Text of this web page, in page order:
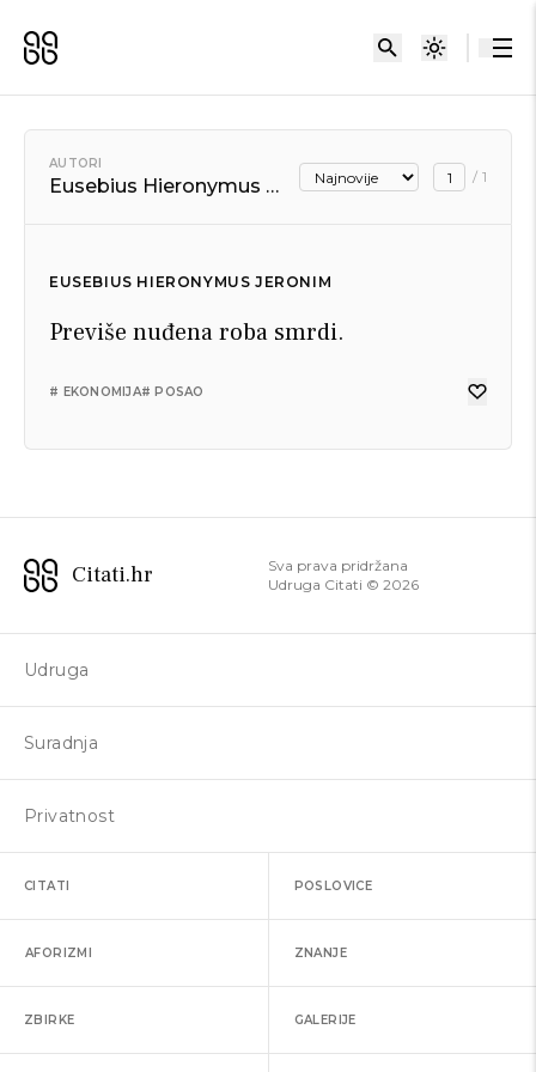
AUTORI
Eusebius Hieronymus Jeronim / 1
EUSEBIUS HIERONYMUS JERONIM
Previše nuđena roba smrdi.
# EKONOMIJA# POSAO
Citati.hr
Sva prava pridržana
Udruga Citati © 2026
Udruga
Suradnja
Privatnost
CITATI POSLOVICE
AFORIZMI ZNANJE
ZBIRKE GALERIJE